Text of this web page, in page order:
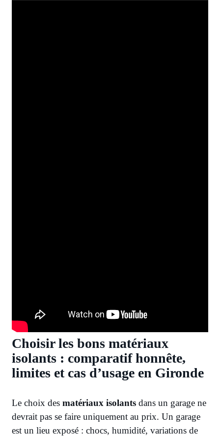
Choisir les bons matériaux
isolants : comparatif honnête,
limites et cas d’usage en Gironde
Le choix des matériaux isolants dans un garage ne
devrait pas se faire uniquement au prix. Un garage
est un lieu exposé : chocs, humidité, variations de